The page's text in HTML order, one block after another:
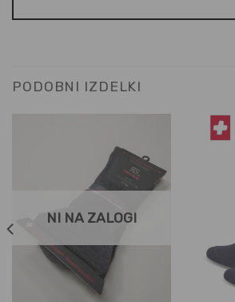
PODOBNI IZDELKI
NI NA ZALOGI